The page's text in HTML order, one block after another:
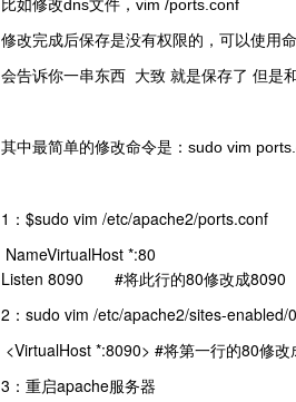
比如修改dns文件，vim /ports .conf
修改完成后保存是没有权限的，可以使用
会告诉你一串东西 大致 就是保存了 但是
其中最简单的修改命令是：sudo vim
1：$sudo vim /etc/apache2/ports.conf
NameVirtualHost *:80
Listen 8090 #将此行的80修改成8090
2：sudo vim /etc/apache2/sites-enabled/
<VirtualHost *:8090> #将第一行的80修改
3：重启apache服务器